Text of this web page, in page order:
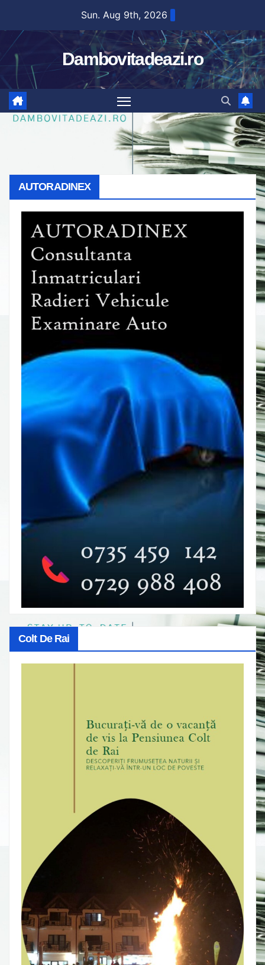
content
Sun. Aug 9th, 2026
Dambovitadeazi.ro
AUTORADINEX
Colt De Rai